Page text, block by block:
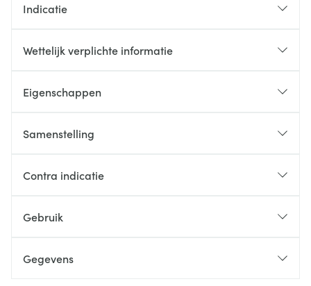
Indicatie
Wettelijk verplichte informatie
Eigenschappen
Samenstelling
Contra indicatie
Gebruik
Gegevens